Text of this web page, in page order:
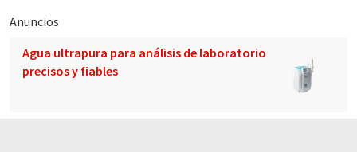
Anuncios
Agua ultrapura para análisis de laboratorio
precisos y fiables